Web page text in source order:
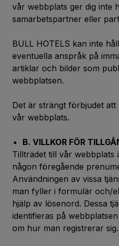
vår webbplats ger dig inte
samarbetspartner eller
BULL HOTELS kan inte
eventuella anspråk på
artiklar och bilder som
webbplatsen.
Det är strängt förbjudet
vår webbplats.
B. VILLKOR FÖR
Tillträdet till vår webbplats
någon föregående
Användningen av vissa
man fyller i formulär och/
hjälp av lösenord. Dessa
identifieras på
om hur man registrerar sig.